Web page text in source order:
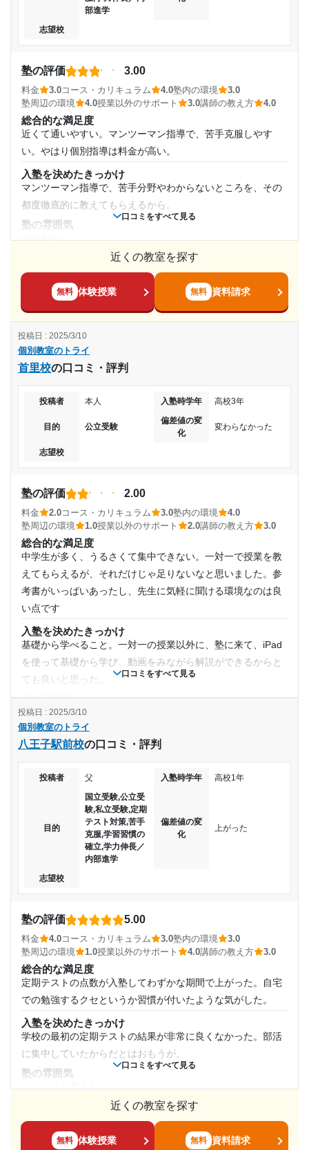
志望校と合格状況
第一志望校：
第二志望校：
第三志望校： 合格
個別教室のトライ 西鉄久留米駅前校の口コミをもっと見る
1日あたりの授業時間
2時間～3時間未満
40,001円〜50,000円
目的の達成度
達成
目的の達成理由
そこでの学習する環境がいいので子供自身が自ら行きた
こ。
志望校と合格状況
第一志望校：
第三志望校：
個別教室のトライ 西鉄久留米駅前校の口コミをもっと見る
講師の教え方
塾内の環境
建物が綺麗。タブレットなどの備品もみんな丁寧に扱ってて
気持ちよく利用出来る。参考書も沢山あって便利
塾周辺の環境
駅から近くて周りにコンビニもあるからよい。あまりうるさ
くない。大通りだから通いやすい
授業以外のサポート
(相談・面談、家庭学習のサポート、授業以外のコミュニケーション等)
タブレット学習ができるから先生に聞けなかったところも調
べることが出来る。しっかりと面談をしてくれる。
2022年10月〜通塾中 (投稿日時点)
中学3年
通塾頻度
1日あたりの授業時間
1時間～2時間未満
月額料金
20,001円〜30,000円
目的の達成度
達成
定期テストで成績キープ出来た。授業のコマ増やせるか
らテスト前とか助かった。受験もスムーズに進んで良か
志望校と合格状況
個別教室のトライ 行橋駅前校の口コミをもっと見る
口コミをすべて見る
部進学
志望校
塾の評価 3.00
料金 3.0コース・カリキュラム 4.0塾内の環境
3.0
塾周辺の環境
4.0授業以外のサポート 3.0講師の教え方 4.0
総合的な満足度
近くて通いやすい。マンツーマン指導で、苦手克服しやす
い。やはり個別指導は料金が高い。
入塾を決めたきっかけ
マンツーマン指導で、苦手分野やわからないところを、その
都度徹底的に教えてもらえるから。
塾の雰囲気
マンツーマン指導だから、やはり料金は高い。もう少し安い
と助かるが、志望校には合格できた。
コース・カリキュラム
できたから良かったのではないか。
講師の教え方
志望校に合格でき、滑り止めにも合格できたから。合格する
塾内の環境
パソコンもあり、自習室もあるため、営業中はいつでも自習
塾周辺の環境
すい。駅前で治安も悪くない。
授業以外のサポート
(相談・面談、家庭学習のサポート、授業以外のコミュニケーション等)
定期的に三者面談があり、勉強の進み具合や志望校の情報な
ど色々な情報を提供してくれるから。
利用詳細
通塾期間
入塾時の学年
中学2年
受講コース
通年
通塾頻度
1日あたりの授業時間
1時間～2時間未満
40,001円〜50,000円
目的の達成度
達成
目的の達成理由
志望校合格のほか、滑り止め校にも全て合格。本人も頑
張り、かなり自信がついた様子。
第一志望校：合格
近くの教室を探す
無料 体験授業 無料 資料請求
口コミをすべて見る
個別教室のトライ
首里校の口コミ・評判
投稿日 : 2025/3/10
投稿者 本人 入塾時学年 高校3年
目的 公立受験
偏差値の変
化
変わらなかった
志望校
塾の評価 2.00
料金 2.0コース・カリキュラム 3.0塾内の環境
4.0
塾周辺の環境
1.0授業以外のサポート 2.0講師の教え方 3.0
総合的な満足度
中学生が多く、うるさくて集中できない。一対一で授業を教
えてもらえるが、それだけじゃ足りないなと思いました。参
考書がいっぱいあったし、先生に気軽に聞ける環境なのは良
い点です
入塾を決めたきっかけ
基礎から学べること。一対一の授業以外に、塾に来て、iPad
を使って基礎から学び、動画をみながら解説ができるからと
ても良いと思った。
やや自由
料金
やはり個別なだけ高い。一回の授業でこんなにかかるので、
ただ1人で集中したい人にはおすすめ。
コース・カリキュラム
自習室も使えて、過去問や問題集も沢山あるので、勉強でき
る環境はかなりありました。あと、iPadの活用はすごくいい
なーと。なにが苦手なのかとかも分かったし、自分の不得意
を分析しやすい。
講師の教え方
すい。わかりやすく教えてくれるが説明が長い人もいるので
個別だともったいなく感じる。
塾内の環境
いろいろ備わってたと思います。駅近だから、たまに騒音が
聞こえるのは残念だけど、立地もいいし、塾としては、欲し
いものと環境はそろってると思う。
塾周辺の環境
よく自習しに行きました。受験シーズンのためいろんな世代
の方が自習していたが、特に中学生が固まってずっとおしゃ
べりしてて、かなり集中できなかった。先生も全然注意して
授業以外のサポート
(相談・面談、家庭学習のサポート、授業以外のコミュニケーション等)
あまり親身ではなかった。頼りたいと思えなかった。受験前
口コミをすべて見る
個別教室のトライ
八王子駅前校の口コミ・評判
投稿日 : 2025/3/10
投稿者 父 入塾時学年 高校1年
目的
国立受験,公立受
験,私立受験,定期
テスト対策,苦手
克服,学習習慣の
確立,学力伸長／
内部進学
偏差値の変
化
上がった
志望校
塾の評価 5.00
料金 4.0コース・カリキュラム 3.0塾内の環境
3.0
塾周辺の環境
1.0授業以外のサポート 4.0講師の教え方 3.0
総合的な満足度
定期テストの点数が入塾してわずかな期間で上がった。自宅
での勉強するクセというか習慣が付いたような気がした。
入塾を決めたきっかけ
学校の最初の定期テストの結果が非常に良くなかった。部活
に集中していたからだとはおもうが。
塾の雰囲気
多少高いとは思うが、それに見合うコスパはあると思う。考
え方が論理的になっていっているので。
近くの教室を探す
無料 体験授業 無料 資料請求